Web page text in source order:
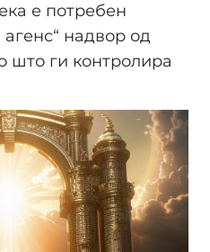
е потребен
надвор од
што ги контролира